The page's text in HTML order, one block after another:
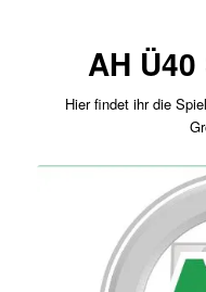
AH
Hier findet ihr die